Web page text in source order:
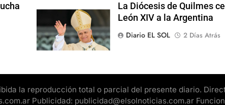
La Diócesis de Quilmes
León XIV a la Argentina
Diario EL SOL
2 Días Atrás
la reproducción total o parcial del presente diario.
Publicidad: publicidad@elsolnoticias.com.ar